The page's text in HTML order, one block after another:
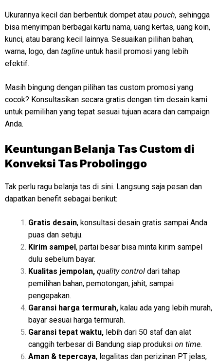
Ukurannya kecil dan berbentuk dompet atau pouch, sehingga
bisa menyimpan berbagai kartu nama, uang kertas, uang koin,
kunci, atau barang kecil lainnya. Sesuaikan pilihan bahan,
warna, logo, dan tagline untuk hasil promosi yang lebih
efektif.
Masih bingung dengan pilihan tas custom promosi yang
cocok? Konsultasikan secara gratis dengan tim desain kami
untuk pemilihan yang tepat sesuai tujuan acara dan campaign
Anda.
Keuntungan Belanja Tas Custom di
Konveksi Tas Probolinggo
Tak perlu ragu belanja tas di sini. Langsung saja pesan dan
dapatkan benefit sebagai berikut:
Gratis desain, konsultasi desain gratis sampai Anda
puas dan setuju.
Kirim sampel, partai besar bisa minta kirim sampel
dulu sebelum bayar.
Kualitas jempolan, quality control dari tahap
pemilihan bahan, pemotongan, jahit, sampai
pengepakan.
Garansi harga termurah, kalau ada yang lebih murah,
bayar sesuai harga termurah.
Garansi tepat waktu, lebih dari 50 staf dan alat
canggih terbesar di Bandung siap produksi on time.
Aman & tepercaya, legalitas dan perizinan PT jelas,